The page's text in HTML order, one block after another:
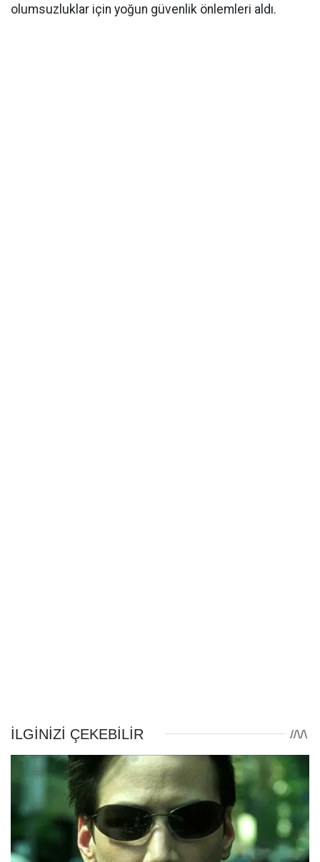
olumsuzluklar için yoğun güvenlik önlemleri aldı.